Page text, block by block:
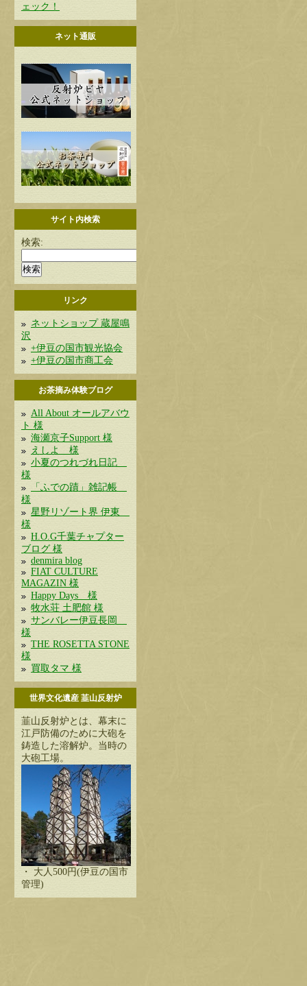
ェック！
ネット通販
サイト内検索
検索:
リンク
ネットショップ 蔵屋鳴
沢
+伊豆の国市観光協会
+伊豆の国市商工会
お茶摘み体験ブログ
All About オールアバウ
ト 様
海瀬京子Support 様
えしよ 様
小夏のつれづれ日記
様
「ふでの蹟」雑記帳
様
星野リゾート界 伊東
様
H.O.G千葉チャプター
ブログ 様
denmira blog
FIAT CULTURE
MAGAZIN 様
Happy Days 様
牧水荘 土肥館 様
サンバレー伊豆長岡
様
THE ROSETTA STONE
様
買取タマ 様
世界文化遺産 韮山反射炉
韮山反射炉とは、幕末に
江戸防備のために大砲を
鋳造した溶解炉。当時の
大砲工場。
・ 大人500円(伊豆の国市
管理)